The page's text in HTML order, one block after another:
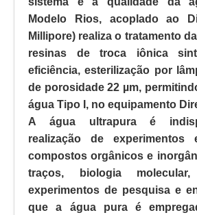
Modelo Rios, acoplado ao
Millipore) realiza o tratamento
resinas de troca iônica
eficiência, esterilização por
de porosidade 22 µm,
água Tipo I, no equipamento
A água ultrapura é
realização de experimentos
compostos orgânicos e
traços, biologia
experimentos de pesquisa e
que a água pura é